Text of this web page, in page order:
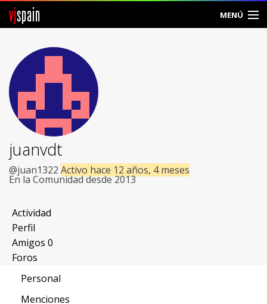
vjspain MENÚ
Foros
Noticias
Vjspain
Ayuda
Contacto
Entrar
Crear Cuenta
juanvdt
@juan1322 Activo hace 12 años, 4 meses
En la Comunidad desde 2013
Actividad
Perfil
Amigos 0
Foros
Personal
Menciones